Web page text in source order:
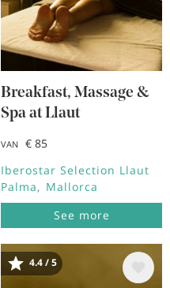
Breakfast, Massage &
Spa at Llaut
VAN
€ 85
Iberostar Selection Llaut
Palma
Mallorca
See more
Afbeelding
4.4 / 5